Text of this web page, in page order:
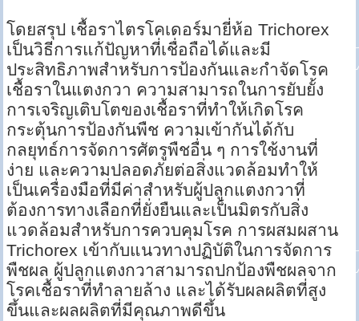
โดยสรุป เชื้อราไตรโคเดอร์มายี่ห้อ Trichorex
เป็นวิธีการแก้ปัญหาที่เชื่อถือได้และมี
ประสิทธิภาพสำหรับการป้องกันและกำจัดโรค
เชื้อราในแตงกวา ความสามารถในการยับยั้ง
การเจริญเติบโตของเชื้อราที่ทำให้เกิดโรค
กระตุ้นการป้องกันพืช ความเข้ากันได้กับ
กลยุทธ์การจัดการศัตรูพืชอื่น ๆ การใช้งานที่
ง่าย และความปลอดภัยต่อสิ่งแวดล้อมทำให้
เป็นเครื่องมือที่มีค่าสำหรับผู้ปลูกแตงกวาที่
ต้องการทางเลือกที่ยั่งยืนและเป็นมิตรกับสิ่ง
แวดล้อมสำหรับการควบคุมโรค การผสมผสาน
Trichorex เข้ากับแนวทางปฏิบัติในการจัดการ
พืชผล ผู้ปลูกแตงกวาสามารถปกป้องพืชผลจาก
โรคเชื้อราที่ทำลายล้าง และได้รับผลผลิตที่สูง
ขึ้นและผลผลิตที่มีคุณภาพดีขึ้น